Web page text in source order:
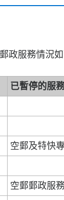
政服務情況
已暫停的服
空郵及特快
空郵郵政服